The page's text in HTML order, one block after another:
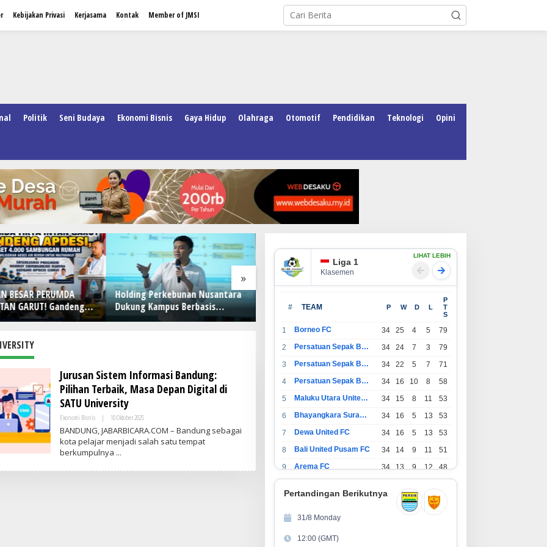
Kebijakan Privasi Kerjasama Kontak Member of JMSI
Politik Seni Budaya Ekonomi Bisnis Gaya Hidup Olahraga Otomotif Pendidikan Teknologi Opini
»
Holding Perkebunan Nusantara
Dukung Kampus Berbasis
Perkebunan, Arya Sandhiyudha
Pertama Magister ITSI
PRESTASI MENDUNIA, FASILITAS
MEMPRIHATINKAN! Di Balik
Gemilangnya SMAN 26 Garut,
Ikut Jadi Sorotan
09 Kampung Negla Buktikan
Slogan, Warga Bersatu Sambut
HUT RI ke-81
Jurusan Sistem Informasi Bandung:
Pilihan Terbaik, Masa Depan Digital di
SATU University
Ekonomi Bisnis | 10 Oktober 2025O
E
H
I
BANDUNG, JABARBICARA.COM – Bandung sebagai
kota pelajar menjadi salah satu tempat
berkumpulnya
Liga 1
Klasemen
LIHAT LEBIH
# TEAM P W D L
P
T
S
1 Borneo FC 34 25 4 5
79
2
Persatuan Sepak Bola Indonesia Bandung 34 24 7 3
79
3
Persatuan Sepak Bola Indonesia Jakarta 34 22 5 7
71
4
Persatuan Sepak Bola Surabaya 34 16 10 8
58
5
Maluku Utara United FC 34 15 8 11
53
6
Bhayangkara Surabaya United 34 16 5 13
53
7
Dewa United FC 34 16 5 13
53
8
Bali United Pusam FC 34 14 9 11
51
9
Arema FC 34 13 9 12
48
0
1
11 12 11
2
Pertandingan Berikutnya
31/8 Monday
12:00 (GMT)